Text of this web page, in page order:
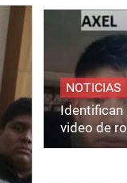
NOTICIAS
Identifican
video de